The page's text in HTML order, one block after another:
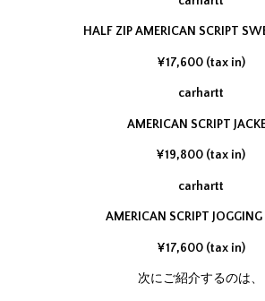
HALF ZIP AMERICAN SCRIPT
¥17,600 (tax in)
carhartt
AMERICAN SCRIPT
¥19,800 (tax in)
carhartt
AMERICAN SCRIPT JOGGING
¥17,600 (tax in)
次にご紹介するのは、